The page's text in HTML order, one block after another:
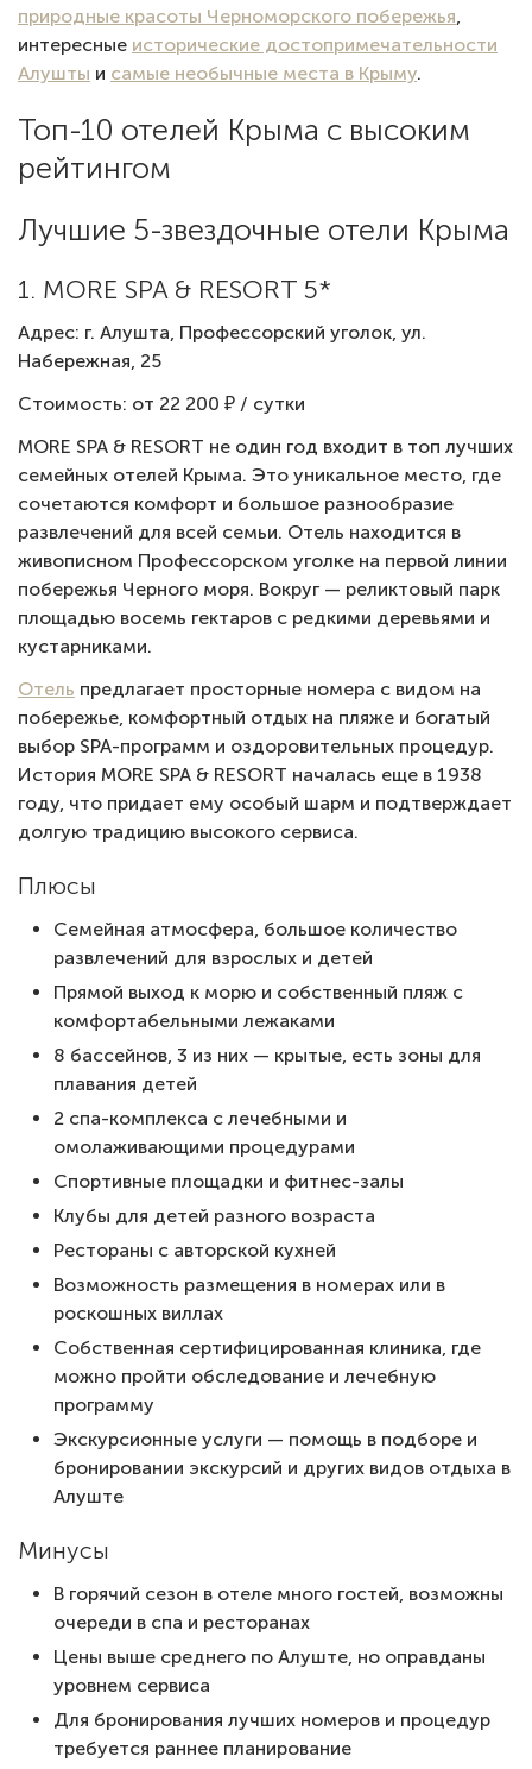
природные красоты Черноморского побережья,
интересные исторические достопримечательности
Алушты и самые необычные места в Крыму.
Топ-10 отелей Крыма с высоким
рейтингом
Лучшие 5-звездочные отели Крыма
1. MORE SPA & RESORT 5*
Адрес: г. Алушта, Профессорский уголок, ул.
Набережная, 25
Стоимость: от 22 200 ₽ / сутки
MORE SPA & RESORT не один год входит в топ лучших
семейных отелей Крыма. Это уникальное место, где
сочетаются комфорт и большое разнообразие
развлечений для всей семьи. Отель находится в
живописном Профессорском уголке на первой линии
побережья Черного моря. Вокруг — реликтовый парк
площадью восемь гектаров с редкими деревьями и
кустарниками.
Отель предлагает просторные номера с видом на
побережье, комфортный отдых на пляже и богатый
выбор SPA-программ и оздоровительных процедур.
История MORE SPA & RESORT началась еще в 1938
году, что придает ему особый шарм и подтверждает
долгую традицию высокого сервиса.
Плюсы
Семейная атмосфера, большое количество
развлечений для взрослых и детей
Прямой выход к морю и собственный пляж с
комфортабельными лежаками
8 бассейнов, 3 из них — крытые, есть зоны для
плавания детей
2 спа-комплекса с лечебными и
омолаживающими процедурами
Спортивные площадки и фитнес-залы
Клубы для детей разного возраста
Рестораны с авторской кухней
Возможность размещения в номерах или в
роскошных виллах
Собственная сертифицированная клиника, где
можно пройти обследование и лечебную
программу
Экскурсионные услуги — помощь в подборе и
бронировании экскурсий и других видов отдыха в
Алуште
Минусы
В горячий сезон в отеле много гостей, возможны
очереди в спа и ресторанах
Цены выше среднего по Алуште, но оправданы
уровнем сервиса
Для бронирования лучших номеров и процедур
требуется раннее планирование